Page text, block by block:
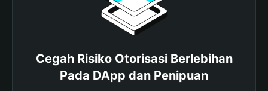
Cegah Risiko Otorisasi Berlebihan
Pada DApp dan Penipuan